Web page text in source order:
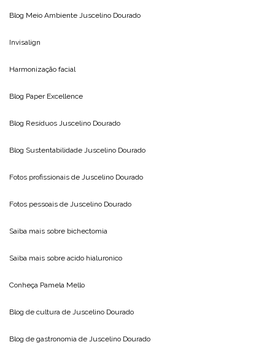
Blog Meio Ambiente Juscelino Dourado
Invisalign
Harmonização facial
Blog Paper Excellence
Blog Resíduos Juscelino Dourado
Blog Sustentabilidade Juscelino Dourado
Fotos profissionais de Juscelino Dourado
Fotos pessoais de Juscelino Dourado
Saiba mais sobre bichectomia
Saiba mais sobre acido hialuronico
Conheça Pamela Mello
Blog de cultura de Juscelino Dourado
Blog de gastronomia de Juscelino Dourado